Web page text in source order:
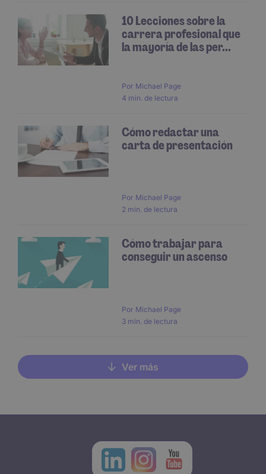
10 Lecciones sobre la
carrera profesional que
la mayoría de las per...
Por Michael Page
4 min. de lectura
Cómo redactar una
carta de presentación
Por Michael Page
2 min. de lectura
Cómo trabajar para
conseguir un ascenso
Por Michael Page
3 min. de lectura
Ver más